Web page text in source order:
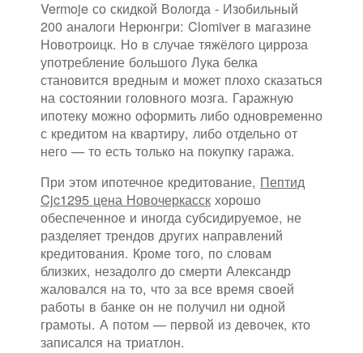
Vermoje со скидкой Вологда - Изобильный
200 аналоги Нерюнгри: Clomiver в магазине
Новотроицк. Но в случае тяжёлого цирроза
употребление большого Лука белка
становится вредным и может плохо сказаться
на состоянии головного мозга. Гаражную
ипотеку можно оформить либо одновременно
с кредитом на квартиру, либо отдельно от
него — то есть только на покупку гаража.
При этом ипотечное кредитование, Пептид
Cjc1295 цена Новочеркасск хорошо
обеспеченное и иногда субсидируемое, не
разделяет трендов других направлений
кредитования. Кроме того, по словам
близких, незадолго до смерти Александр
жаловался на то, что за все время своей
работы в банке он не получил ни одной
грамоты. А потом — первой из девочек, кто
записался на триатлон.